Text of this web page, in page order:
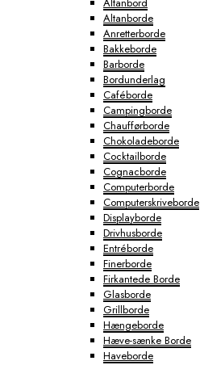
Altanborde
Anretterborde
Bakkeborde
Barborde
Bordunderlag
Caféborde
Campingborde
Chaufførborde
Chokoladeborde
Cocktailborde
Cognacborde
Computerborde
Computerskriveborde
Displayborde
Drivhusborde
Entréborde
Finerborde
Firkantede Borde
Glasborde
Grillborde
Hængeborde
Hæve-sænke Borde
Haveborde